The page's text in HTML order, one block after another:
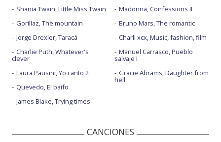
Shania Twain, Little Miss Twain
Gorillaz, The mountain
Jorge Drexler, Taracá
Charlie Puth, Whatever's
clever
Laura Pausini, Yo canto 2
Quevedo, El baifo
James Blake, Trying times
Madonna, Confessions II
Bruno Mars, The romantic
Charli xcx, Music, fashion, film
Manuel Carrasco, Pueblo
salvaje I
Gracie Abrams, Daughter from
hell
CANCIONES